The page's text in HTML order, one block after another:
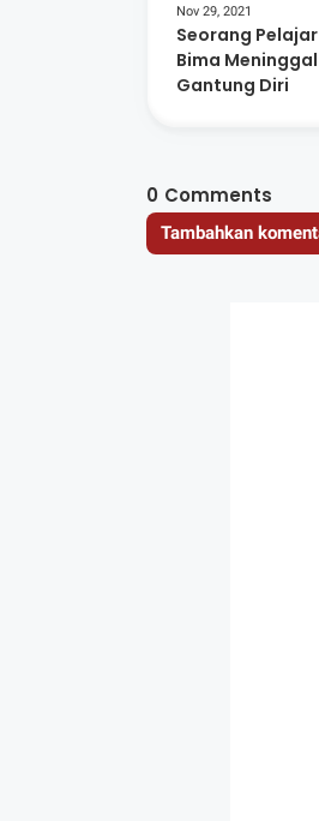
Nov 29, 2021
Seorang
Bima Meninggal
Gantung Diri
0 Comments
Tambahkan